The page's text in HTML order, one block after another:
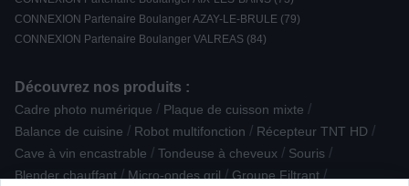
CONNEXION Partenaire Boulanger AZAY-LE-BRULE (79)
CONNEXION Partenaire Boulanger VALREAS (84)
Découvrez nos produits :
Cadre photo numérique / Plaque de cuisson mixte /
Balance de cuisine / Robot multifonction / Récepteur TNT HD /
Cave à vin encastrable / Tondeuse à cheveux / Souris /
Blender chauffant / Micro-ondes gril / Groupe Filtrant /